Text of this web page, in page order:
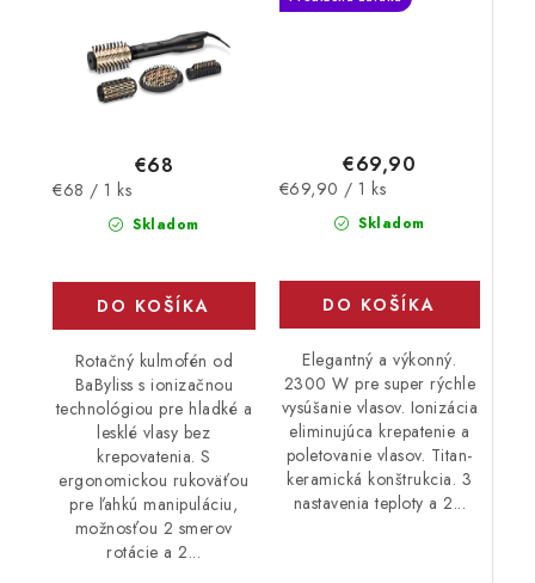
Skladom
€68
Jednotková
€68 / 1 ks
DO KOŠÍKA
Rotačný kulmofén od
BaByliss s ionizačnou
technológiou pre hladké a
lesklé vlasy bez
krepovatenia. S
ergonomickou rukoväťou
pre ľahkú manipuláciu,
možnosťou 2 smerov
rotácie a 2...
Skladom
€69,90
Jednotková
€69,90 / 1 ks
DO KOŠÍKA
Elegantný a výkonný.
2300 W pre super rýchle
vysúšanie vlasov. Ionizácia
eliminujúca krepatenie a
poletovanie vlasov. Titan-
keramická konštrukcia. 3
nastavenia teploty a 2...